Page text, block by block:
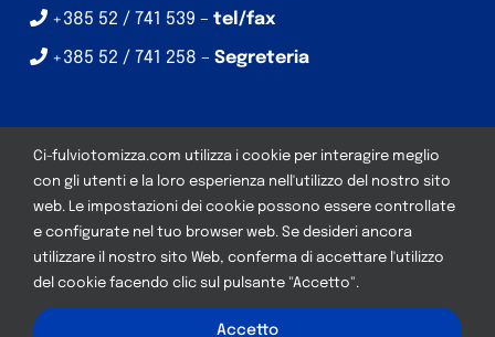
+385 52 / 741 539 – tel/fax
+385 52 / 741 258 – Segreteria
© Copyright CI – Fulvio Tomizza | Development:Studio
Web Art| Tutti i diritti riservati
Ci-fulviotomizza.com utilizza i cookie per interagire meglio
con gli utenti e la loro esperienza nell'utilizzo del nostro sito
web. Le impostazioni dei cookie possono essere controllate
e configurate nel tuo browser web. Se desideri ancora
utilizzare il nostro sito Web, conferma di accettare l'utilizzo
del cookie facendo clic sul pulsante "Accetto".
Accetto